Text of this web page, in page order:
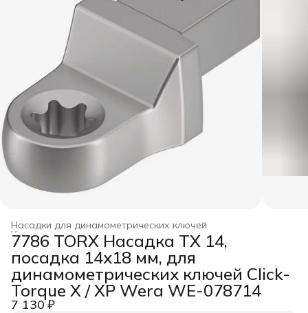
Насадки для динамометрических ключей
Ключи динамометрические
Динамометрический инструмент
WERA ›
Главная
7786 TORX Насадка TX 14,
посадка 14x18 мм, для
динамометрических ключей Click-
Torque X / XP Wera WE-078714
7 130 ₽